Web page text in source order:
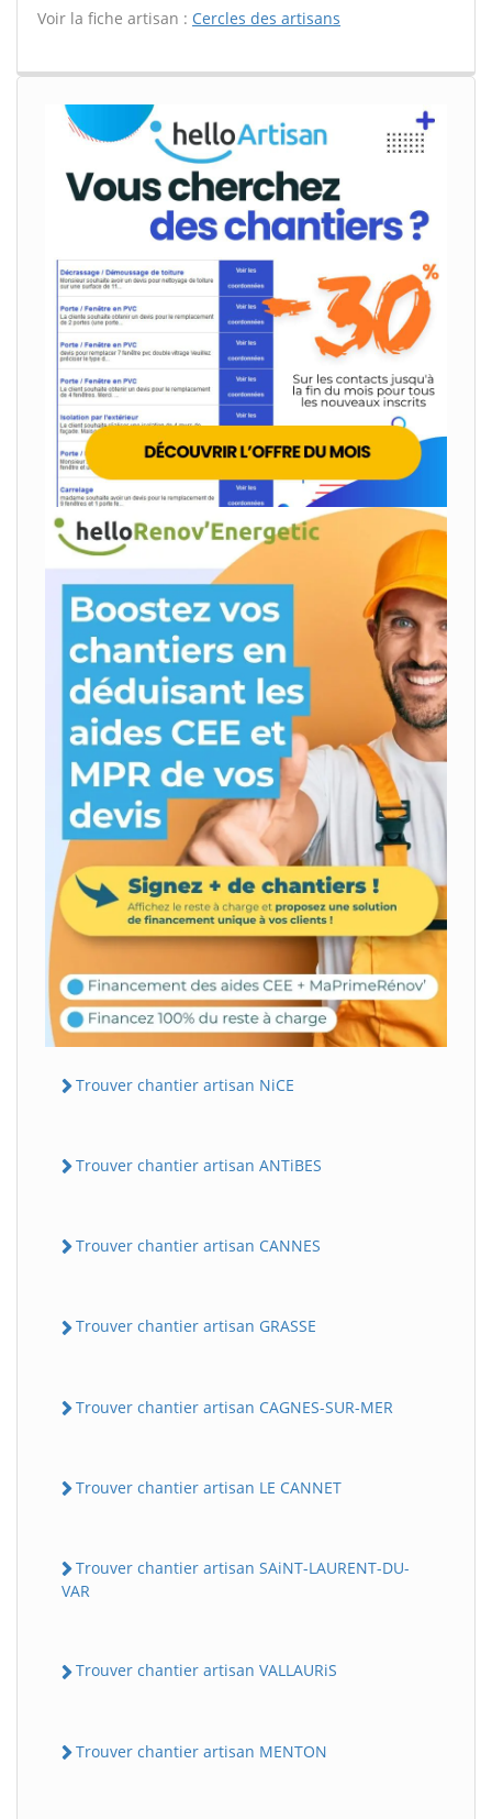
Voir la fiche artisan : Cercles des artisans
Trouver chantier artisan NiCE
Trouver chantier artisan ANTiBES
Trouver chantier artisan CANNES
Trouver chantier artisan GRASSE
Trouver chantier artisan CAGNES-SUR-MER
Trouver chantier artisan LE CANNET
Trouver chantier artisan SAiNT-LAURENT-DU-
VAR
Trouver chantier artisan VALLAURiS
Trouver chantier artisan MENTON